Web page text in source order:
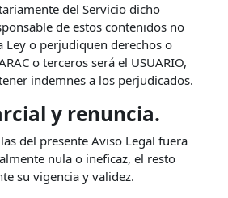
del Servicio dicho
de estos contenidos no
Ley o perjudiquen derechos o
o terceros será el USUARIO,
indemnes a los perjudicados.
y renuncia.
del presente Aviso Legal fuera
nula o ineficaz, el resto
su vigencia y validez.